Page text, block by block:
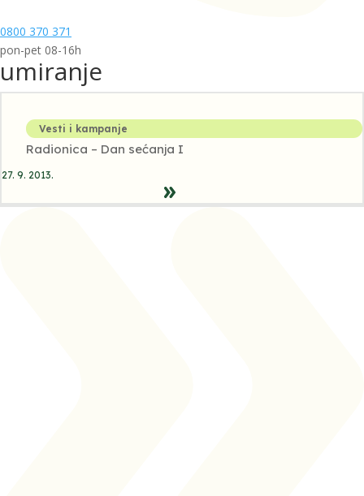
0800 370 371
pon-pet 08-16h
umiranje
Vesti i kampanje
Radionica – Dan sećanja I
27. 9. 2013.